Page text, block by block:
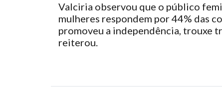
Valciria observou que o público
mulheres respondem por 44% das
promoveu a independência, trouxe
reiterou.